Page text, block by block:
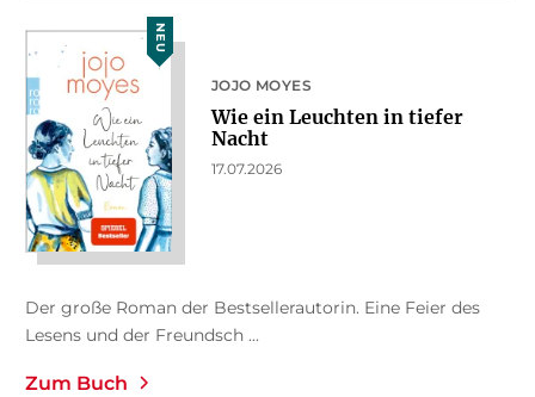
NEU
JOJO MOYES
Wie ein Leuchten in tiefer
Nacht
17.07.2026
Der große Roman der Bestsellerautorin. Eine Feier des
Lesens und der Freundsch ...
Zum Buch